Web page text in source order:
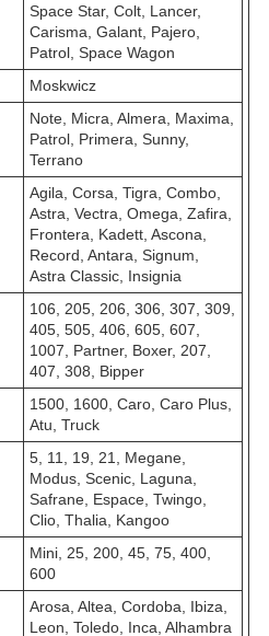
Space Star, Colt, Lancer,
Carisma, Galant, Pajero,
Patrol, Space Wagon
Moskwicz
Note, Micra, Almera, Maxima,
Patrol, Primera, Sunny,
Terrano
Agila, Corsa, Tigra, Combo,
Astra, Vectra, Omega, Zafira,
Frontera, Kadett, Ascona,
Record, Antara, Signum,
Astra Classic, Insignia
106, 205, 206, 306, 307, 309,
405, 505, 406, 605, 607,
1007, Partner, Boxer, 207,
407, 308, Bipper
1500, 1600, Caro, Caro Plus,
Atu, Truck
5, 11, 19, 21, Megane,
Modus, Scenic, Laguna,
Safrane, Espace, Twingo,
Clio, Thalia, Kangoo
Mini, 25, 200, 45, 75, 400,
600
Arosa, Altea, Cordoba, Ibiza,
Leon, Toledo, Inca, Alhambra